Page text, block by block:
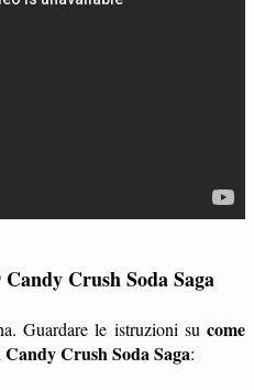
Crush Soda Saga
Guardare le istruzioni su come
Candy Crush Soda Saga: